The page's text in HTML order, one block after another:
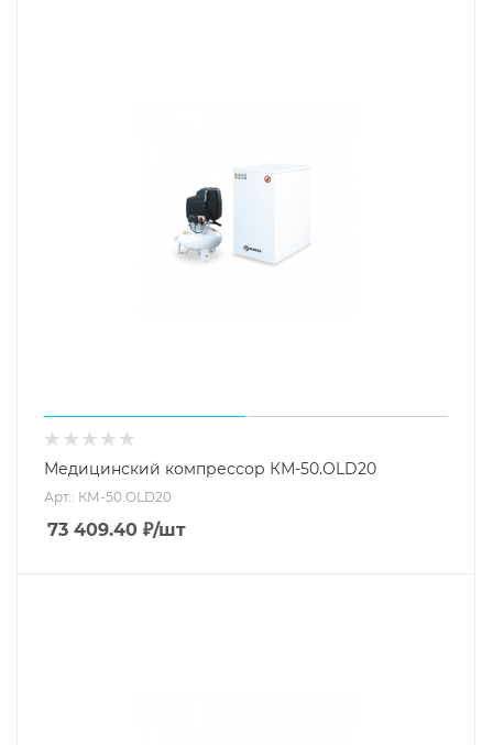
Медицинский компрессор КМ-50.OLD20
Арт.: КМ-50.OLD20
73 409.40 ₽/шт